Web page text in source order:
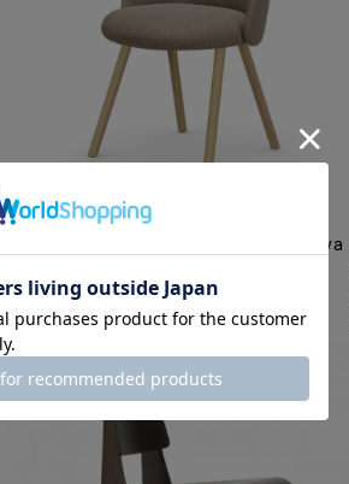
Mikado ミカド サイドチェア / F80 Sava
¥163,900